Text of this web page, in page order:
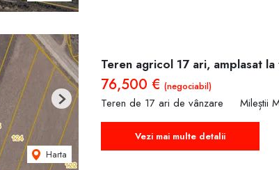
Harta
Next
Teren agricol 17 ari, amplasat
76,500 € (negociabil)
Teren de 17 ari de vânzare Mileștii
Vezi mai multe detalii